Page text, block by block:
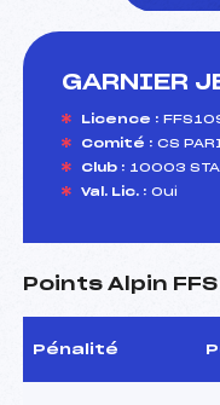
GARNIER
Licence :
Comité : CS
Club : 10003
Val. Lic. : Oui
Points Alpin
Pénalité